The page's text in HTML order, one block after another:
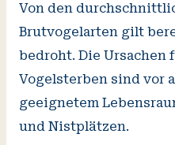
Von den
Brutvogelarten gilt
bedroht. Die Ursachen
Vogelsterben sind vor
geeignetem
und Nistplätzen.